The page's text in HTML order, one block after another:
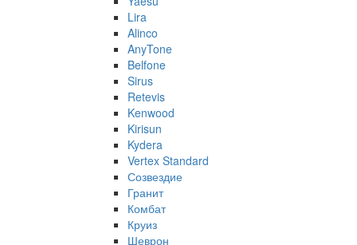
Lira
Alinco
AnyTone
Belfone
Sirus
Retevis
Kenwood
Kirisun
Kydera
Vertex Standard
Созвездие
Гранит
Комбат
Круиз
Шеврон